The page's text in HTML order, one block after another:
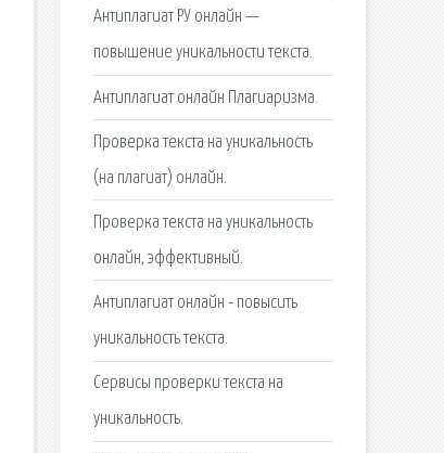
Антиплагиат РУ онлайн —
повышение уникальности текста.
Антиплагиат онлайн Плагиаризма.
Проверка текста на уникальность
(на плагиат) онлайн.
Проверка текста на уникальность
онлайн, эффективный.
Антиплагиат онлайн - повысить
уникальность текста.
Сервисы проверки текста на
уникальность.